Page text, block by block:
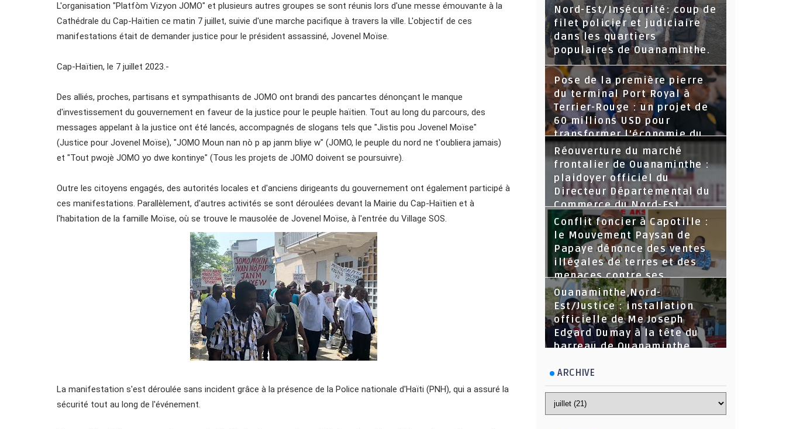
L'organisation "Platfòm Vizyon JOMO" et plusieurs autres groupes se sont réunis lors d'une messe émouvante à la
Cathédrale du Cap-Haïtien ce matin 7 juillet, suivie d'une marche pacifique à travers la ville. L'objectif de ces
manifestations était de demander justice pour le président assassiné, Jovenel Moïse.
Cap-Haïtien, le 7 juillet 2023.-
Des alliés, proches, partisans et sympathisants de JOMO ont brandi des pancartes dénonçant le manque
d'investissement du gouvernement en faveur de la justice pour le peuple haïtien. Tout au long du parcours, des
messages appelant à la justice ont été lancés, accompagnés de slogans tels que "Jistis pou Jovenel Moïse"
(Justice pour Jovenel Moïse), "JOMO Moun nan nò p ap janm bliye w" (JOMO, le peuple du nord ne t'oubliera jamais)
et "Tout pwojè JOMO yo dwe kontinye" (Tous les projets de JOMO doivent se poursuivre).
Outre les citoyens engagés, des autorités locales et d'anciens dirigeants du gouvernement ont également participé à
ces manifestations. Parallèlement, d'autres activités se sont déroulées devant la Mairie du Cap-Haïtien et à
l'habitation de la famille Moïse, où se trouve le mausolée de Jovenel Moïse, à l'entrée du Village SOS.
La manifestation s'est déroulée sans incident grâce à la présence de la Police nationale d'Haïti (PNH), qui a assuré la
sécurité tout au long de l'événement.
Nord-Est/Insécurité: coup de
filet policier et judiciaire
dans les quartiers
populaires de Ouanaminthe.
Pose de la première pierre
du terminal Port Royal à
Terrier-Rouge : un projet de
60 millions USD pour
transformer l’économie du
Nord-Est
Réouverture du marché
frontalier de Ouanaminthe :
plaidoyer officiel du
Directeur Départemental du
Commerce du Nord-Est.
Conflit foncier à Capotille :
le Mouvement Paysan de
Papaye dénonce des ventes
illégales de terres et des
menaces contre ses
dirigeants
Ouanaminthe,Nord-
Est/Justice : installation
officielle de Me Joseph
Edgard Dumay à la tête du
barreau de Ouanaminthe.
ARCHIVE